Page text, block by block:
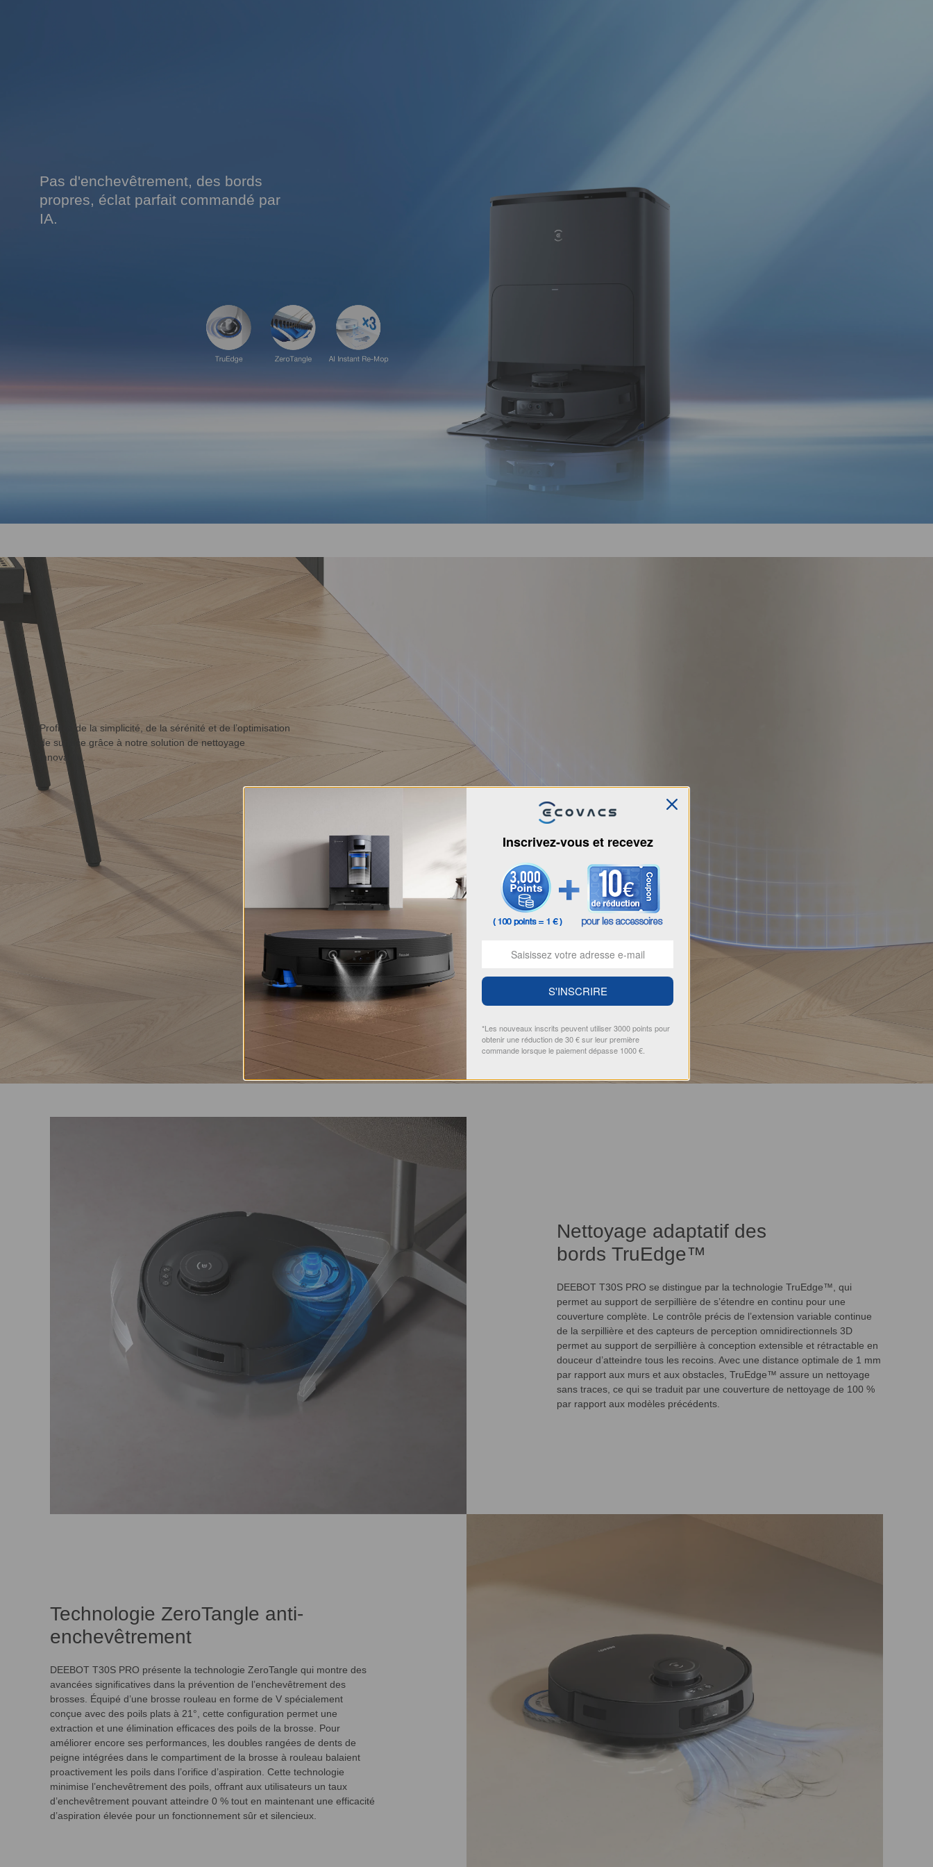
Pas d'enchevêtrement, des bords
propres, éclat parfait commandé par
IA.
Profitez de la simplicité, de la sérénité et de l’optimisation
de surface grâce à notre solution de nettoyage
innovante.
Nettoyage adaptatif des
bords TruEdge™
DEEBOT T30S PRO se distingue par la technologie TruEdge™, qui
permet au support de serpillière de s’étendre en continu pour une
couverture complète. Le contrôle précis de l’extension variable continue
de la serpillière et des capteurs de perception omnidirectionnels 3D
permet au support de serpillière à conception extensible et rétractable en
douceur d’atteindre tous les recoins. Avec une distance optimale de 1 mm
par rapport aux murs et aux obstacles, TruEdge™ assure un nettoyage
sans traces, ce qui se traduit par une couverture de nettoyage de 100 %
par rapport aux modèles précédents.
Technologie ZeroTangle anti-
enchevêtrement
DEEBOT T30S PRO présente la technologie ZeroTangle qui montre des
avancées significatives dans la prévention de l’enchevêtrement des
brosses. Équipé d’une brosse rouleau en forme de V spécialement
conçue avec des poils plats à 21°, cette configuration permet une
extraction et une élimination efficaces des poils de la brosse. Pour
améliorer encore ses performances, les doubles rangées de dents de
peigne intégrées dans le compartiment de la brosse à rouleau balaient
proactivement les poils dans l’orifice d’aspiration. Cette technologie
minimise l’enchevêtrement des poils, offrant aux utilisateurs un taux
d’enchevêtrement pouvant atteindre 0 % tout en maintenant une efficacité
d’aspiration élevée pour un fonctionnement sûr et silencieux.
Inscrivez-vous et recevez
S'INSCRIRE
*Les nouveaux inscrits peuvent utiliser 3000 points pour
obtenir une réduction de 30 € sur leur première
commande lorsque le paiement dépasse 1000 €.